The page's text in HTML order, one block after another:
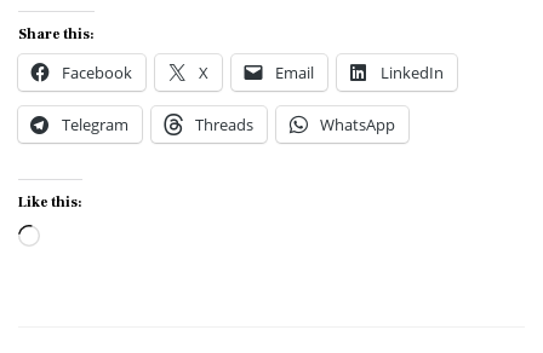
Share this:
Facebook X Email LinkedIn
Telegram Threads WhatsApp
Like this:
Loading…